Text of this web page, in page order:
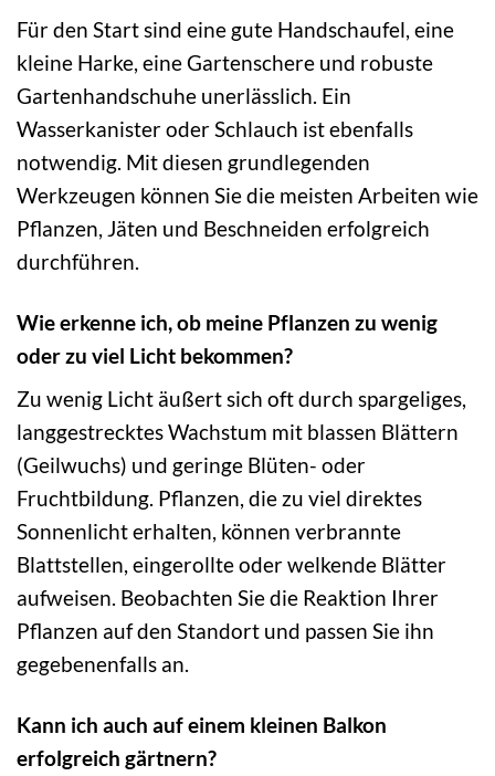
Für den Start sind eine gute Handschaufel, eine
kleine Harke, eine Gartenschere und robuste
Gartenhandschuhe unerlässlich. Ein
Wasserkanister oder Schlauch ist ebenfalls
notwendig. Mit diesen grundlegenden
Werkzeugen können Sie die meisten Arbeiten wie
Pflanzen, Jäten und Beschneiden erfolgreich
durchführen.
Wie erkenne ich, ob meine Pflanzen zu wenig
oder zu viel Licht bekommen?
Zu wenig Licht äußert sich oft durch spargeliges,
langgestrecktes Wachstum mit blassen Blättern
(Geilwuchs) und geringe Blüten- oder
Fruchtbildung. Pflanzen, die zu viel direktes
Sonnenlicht erhalten, können verbrannte
Blattstellen, eingerollte oder welkende Blätter
aufweisen. Beobachten Sie die Reaktion Ihrer
Pflanzen auf den Standort und passen Sie ihn
gegebenenfalls an.
Kann ich auch auf einem kleinen Balkon
erfolgreich gärtnern?